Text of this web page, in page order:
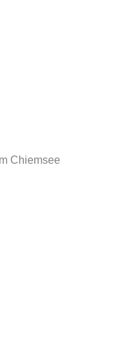
Chiemsee